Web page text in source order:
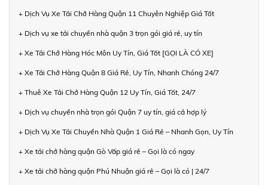
+ Dịch Vụ Xe Tải Chở Hàng Quận 11 Chuyên Nghiệp Giá Tốt
+ Dịch vụ xe tải chuyển nhà quận 3 trọn gói giá rẻ, uy tín
+ Xe Tải Chở Hàng Hóc Môn Uy Tín, Giá Tốt [GỌI LÀ CÓ XE]
+ Xe Tải Chở Hàng Quận 8 Giá Rẻ, Uy Tín, Nhanh Chóng 24/7
+ Thuê Xe Tải Chở Hàng Quận 12 Uy Tín, Giá Tốt, 24/7
+ Dịch vụ chuyển nhà trọn gói Quận 7 uy tín, giá cả hợp lý
+ Dịch Vụ Xe Tải Chuyển Nhà Quận 1 Giá Rẻ – Nhanh Gọn, Uy Tín
+ Xe tải chở hàng quận Gò Vấp giá rẻ – Gọi là có ngay
+ Xe tải chở hàng quận Phú Nhuận giá rẻ – Gọi là có | 24/7